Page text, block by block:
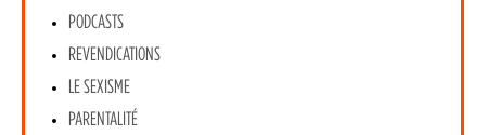
PODCASTS
REVENDICATIONS
LE SEXISME
PARENTALITÉ